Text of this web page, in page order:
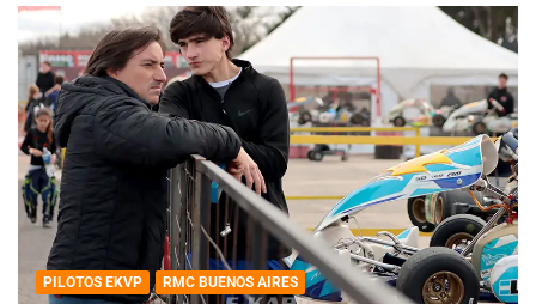
PILOTOS EKVP RMC BUENOS AIRES